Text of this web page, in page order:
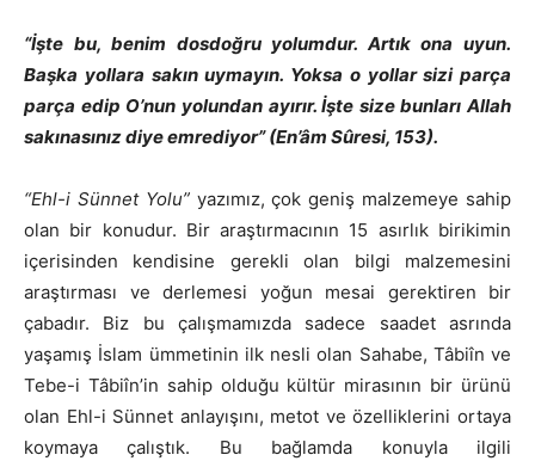
“İşte bu, benim dosdoğru yolumdur. Artık ona uyun.
Başka yollara sakın uymayın. Yoksa o yollar sizi parça
parça edip O’nun yolundan ayırır. İşte size bunları Allah
sakınasınız diye emrediyor” (En’âm Sûresi, 153).
“Ehl-i Sünnet Yolu”yazımız, çok geniş malzemeye sahip
olan bir konudur. Bir araştırmacının 15 asırlık birikimin
içerisinden kendisine gerekli olan bilgi malzemesini
araştırması ve derlemesi yoğun mesai gerektiren bir
çabadır. Biz bu çalışmamızda sadece saadet asrında
yaşamış İslam ümmetinin ilk nesli olan Sahabe, Tâbiîn ve
Tebe-i Tâbiîn’in sahip olduğu kültür mirasının bir ürünü
olan Ehl-i Sünnet anlayışını, metot ve özelliklerini ortaya
koymaya çalıştık. Bu bağlamda konuyla ilgili